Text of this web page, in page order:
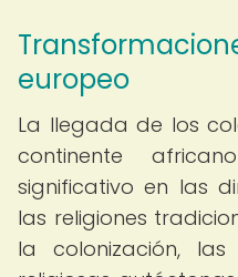
europeo
La llegada de los
continente
significativo en las
las religiones
la colonización,